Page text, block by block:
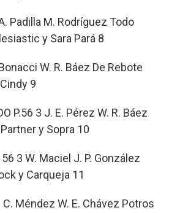
Padilla M. Rodríguez Todo
y Sara Pará 8
W. R. Báez De Rebote
9
P.56 3 J. E. Pérez W. R. Báez
y Sopra 10
56 3 W. Maciel J. P. González
y Carqueja 11
C. Méndez W. E. Chávez Potros